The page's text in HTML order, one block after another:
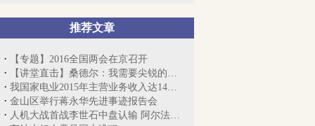
推荐文章
【专题】2016全国两会在京召开
【讲堂直击】桑德尔：我需要尖锐的批评 ...
我国家电业2015年主营业务收入达14084亿元
金山区举行蒋永华先进事迹报告会
人机大战首战李世石中盘认输 阿尔法神算逆转